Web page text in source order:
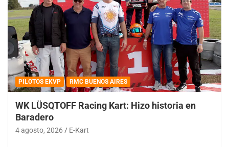
PILOTOS EKVP RMC BUENOS AIRES
WK LÜSQTOFF Racing Kart: Hizo historia en
Baradero
4 agosto, 2026 E-Kart